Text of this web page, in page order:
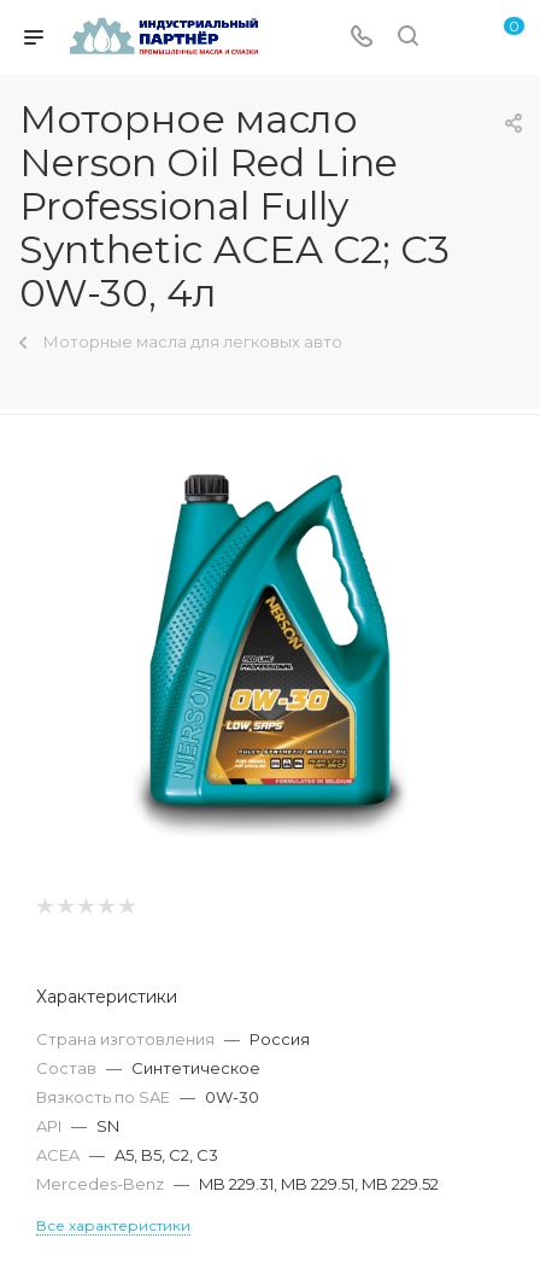
0
Моторное масло
Nerson Oil Red Line
Professional Fully
Synthetic ACEA C2; C3
0W-30, 4л
Моторные масла для легковых авто
Характеристики
Страна изготовления — Россия
Состав — Синтетическое
Вязкость по SAE — 0W-30
API — SN
ACEA — A5, B5, C2, C3
Mercedes-Benz — MB 229.31, MB 229.51, MB 229.52
Все характеристики